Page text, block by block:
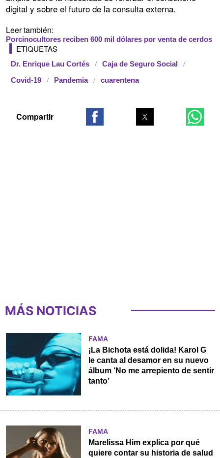
digital y sobre el futuro de la consulta externa.
Leer también:
Porcinocultores reciben 600 mil dólares por venta de cerdos
ETIQUETAS
Dr. Enrique Lau Cortés Caja de Seguro Social
Covid-19 Pandemia cuarentena
MÁS NOTICIAS
FAMA
¡La Bichota está dolida! Karol G
le canta al desamor en su nuevo
álbum ‘No me arrepiento de sentir
tanto’
FAMA
Marelissa Him explica por qué
quiere contar su historia de salud